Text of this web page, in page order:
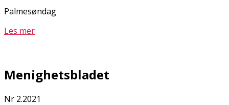
Palmesøndag
Les mer
Menighetsbladet
Nr 2.2021